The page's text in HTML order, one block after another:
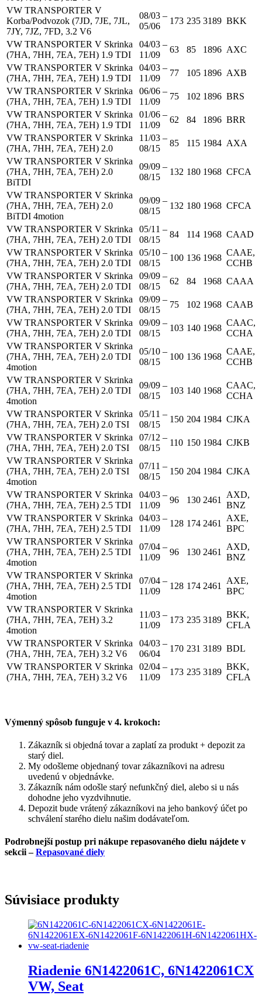
VW TRANSPORTER V
Korba/Podvozok (7JD, 7JE, 7JL,
7JY, 7JZ, 7FD, 3.2 V6
08/03 –
05/06
173 235 3189 BKK
VW TRANSPORTER V Skrinka
(7HA, 7HH, 7EA, 7EH) 1.9 TDI
04/03 –
11/09
63 85 1896 AXC
VW TRANSPORTER V Skrinka
(7HA, 7HH, 7EA, 7EH) 1.9 TDI
04/03 –
11/09
77 105 1896 AXB
VW TRANSPORTER V Skrinka
(7HA, 7HH, 7EA, 7EH) 1.9 TDI
06/06 –
11/09
75 102 1896 BRS
VW TRANSPORTER V Skrinka
(7HA, 7HH, 7EA, 7EH) 1.9 TDI
01/06 –
11/09
62 84 1896 BRR
VW TRANSPORTER V Skrinka
(7HA, 7HH, 7EA, 7EH) 2.0
11/03 –
08/15
85 115 1984 AXA
VW TRANSPORTER V Skrinka
(7HA, 7HH, 7EA, 7EH) 2.0
BiTDI
09/09 –
08/15
132 180 1968 CFCA
VW TRANSPORTER V Skrinka
(7HA, 7HH, 7EA, 7EH) 2.0
BiTDI 4motion
09/09 –
08/15
132 180 1968 CFCA
VW TRANSPORTER V Skrinka
(7HA, 7HH, 7EA, 7EH) 2.0 TDI
05/11 –
08/15
84 114 1968 CAAD
VW TRANSPORTER V Skrinka
(7HA, 7HH, 7EA, 7EH) 2.0 TDI
05/10 –
08/15
100 136 1968
CAAE,
CCHB
VW TRANSPORTER V Skrinka
(7HA, 7HH, 7EA, 7EH) 2.0 TDI
09/09 –
08/15
62 84 1968 CAAA
VW TRANSPORTER V Skrinka
(7HA, 7HH, 7EA, 7EH) 2.0 TDI
09/09 –
08/15
75 102 1968 CAAB
VW TRANSPORTER V Skrinka
(7HA, 7HH, 7EA, 7EH) 2.0 TDI
09/09 –
08/15
103 140 1968
CAAC,
CCHA
VW TRANSPORTER V Skrinka
(7HA, 7HH, 7EA, 7EH) 2.0 TDI
4motion
05/10 –
08/15
100 136 1968
CAAE,
CCHB
VW TRANSPORTER V Skrinka
(7HA, 7HH, 7EA, 7EH) 2.0 TDI
4motion
09/09 –
08/15
103 140 1968
CAAC,
CCHA
VW TRANSPORTER V Skrinka
(7HA, 7HH, 7EA, 7EH) 2.0 TSI
05/11 –
08/15
150 204 1984 CJKA
VW TRANSPORTER V Skrinka
(7HA, 7HH, 7EA, 7EH) 2.0 TSI
07/12 –
08/15
110 150 1984 CJKB
VW TRANSPORTER V Skrinka
(7HA, 7HH, 7EA, 7EH) 2.0 TSI
4motion
07/11 –
08/15
150 204 1984 CJKA
VW TRANSPORTER V Skrinka
(7HA, 7HH, 7EA, 7EH) 2.5 TDI
04/03 –
11/09
96 130 2461
AXD,
BNZ
VW TRANSPORTER V Skrinka
(7HA, 7HH, 7EA, 7EH) 2.5 TDI
04/03 –
11/09
128 174 2461
AXE,
BPC
VW TRANSPORTER V Skrinka
(7HA, 7HH, 7EA, 7EH) 2.5 TDI
4motion
07/04 –
11/09
96 130 2461
AXD,
BNZ
VW TRANSPORTER V Skrinka
(7HA, 7HH, 7EA, 7EH) 2.5 TDI
4motion
07/04 –
11/09
128 174 2461
AXE,
BPC
VW TRANSPORTER V Skrinka
(7HA, 7HH, 7EA, 7EH) 3.2
4motion
11/03 –
11/09
173 235 3189
BKK,
CFLA
VW TRANSPORTER V Skrinka
(7HA, 7HH, 7EA, 7EH) 3.2 V6
04/03 –
06/04
170 231 3189 BDL
VW TRANSPORTER V Skrinka
(7HA, 7HH, 7EA, 7EH) 3.2 V6
02/04 –
11/09
173 235 3189
BKK,
CFLA
Výmenný spôsob funguje v 4. krokoch:
Zákazník si objedná tovar a zaplatí za produkt + depozit za
starý diel.
My odošleme objednaný tovar zákazníkovi na adresu
uvedenú v objednávke.
Zákazník nám odošle starý nefunkčný diel, alebo si u nás
dohodne jeho vyzdvihnutie.
Depozit bude vrátený zákazníkovi na jeho bankový účet po
schválení starého dielu našim dodávateľom.
Podrobnejší postup pri nákupe repasovaného dielu nájdete v
sekcii –Repasované diely
Súvisiace produkty
Riadenie 6N1422061C, 6N1422061CX
VW, Seat